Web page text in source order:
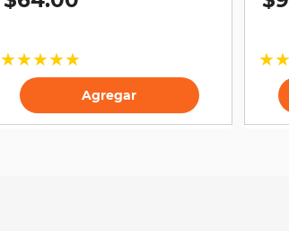
★★★★★
Agregar
★★